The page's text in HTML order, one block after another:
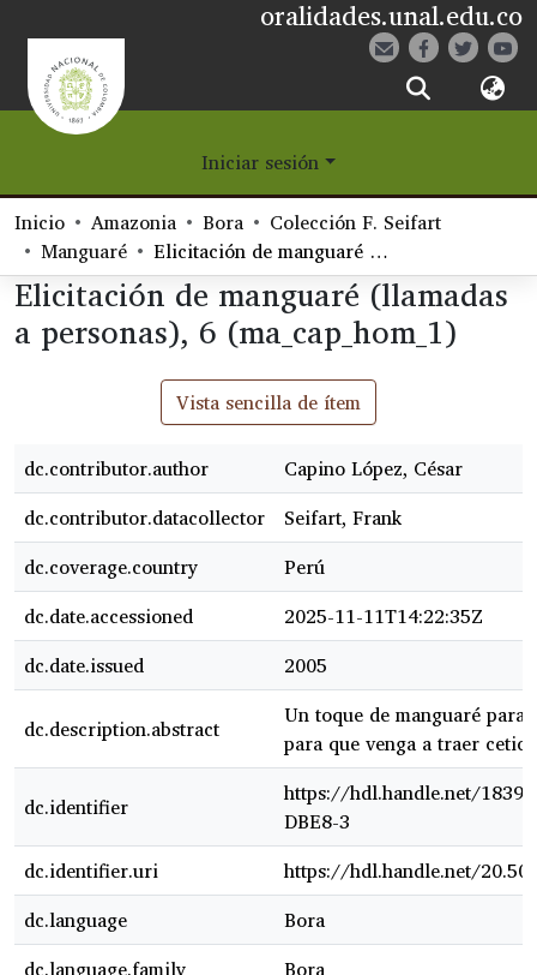
oralidades.unal.edu.co
¿Qué es Eetane?
Comunidades
Navegar
Estadísticas
Iniciar sesión
Inicio
Amazonia Bora
Colección F. Seifart
Manguaré
Elicitación de manguaré (llamadas a personas), 6 (ma_cap_hom_1)
Elicitación de manguaré (llamadas
a personas), 6 (ma_cap_hom_1)
Vista sencilla de ítem
dc.contributor.author
Capino López, César
dc.contributor.datacollector
Seifart, Frank
dc.coverage.country
Perú
dc.date.accessioned
2025-11-11T14:22:35Z
dc.date.issued
2005
dc.description.abstract
Un toque de manguaré
para que venga a traer cetico
dc.identifier
https://hdl.handle.net/
DBE8-3
dc.identifier.uri
https://hdl.handle.net/
dc.language
Bora